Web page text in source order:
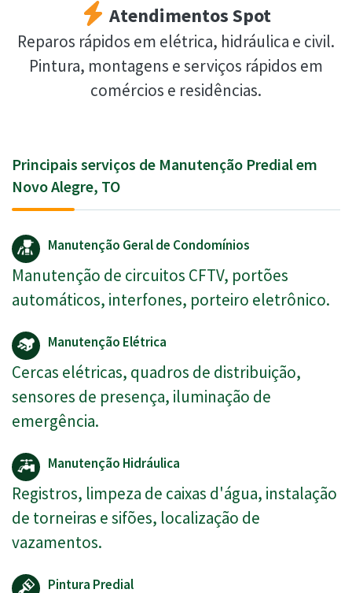
Atendimentos Spot
Reparos rápidos em elétrica, hidráulica e civil.
Pintura, montagens e serviços rápidos em
comércios e residências.
Principais serviços de Manutenção Predial em
Novo Alegre, TO
Manutenção Geral de Condomínios
Manutenção de circuitos CFTV, portões
automáticos, interfones, porteiro eletrônico.
Manutenção Elétrica
Cercas elétricas, quadros de distribuição,
sensores de presença, iluminação de
emergência.
Manutenção Hidráulica
Registros, limpeza de caixas d'água, instalação
de torneiras e sifões, localização de
vazamentos.
Pintura Predial